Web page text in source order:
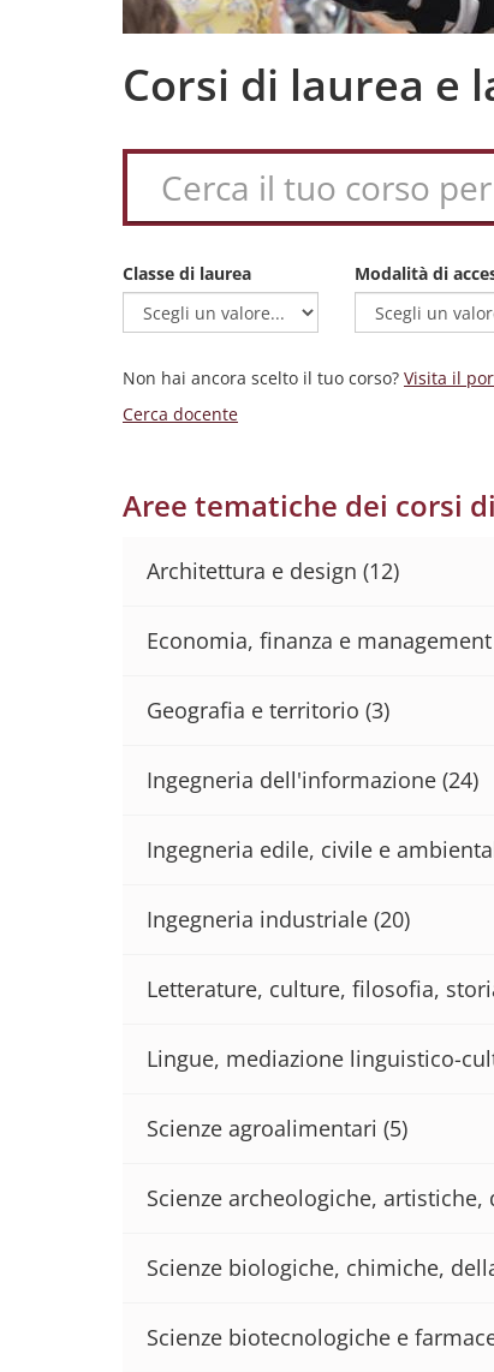
Corsi di laurea e
Classe di laurea Modalità di
Non hai ancora scelto il tuo corso? Visita il
Cerca docente
Aree tematiche dei corsi
Architettura e design (12)
Economia, finanza e management
Geografia e territorio (3)
Ingegneria dell'informazione (24)
Ingegneria edile, civile e
Ingegneria industriale (20)
Letterature, culture, filosofia,
Lingue, mediazione linguistico-
Scienze agroalimentari (5)
Scienze archeologiche,
Scienze biologiche, chimiche,
Scienze biotecnologiche e